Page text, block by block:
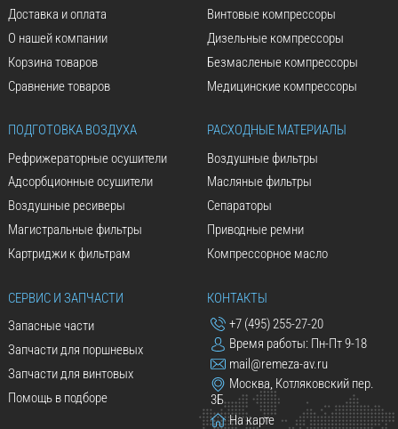
Доставка и оплата
О нашей компании
Корзина товаров
Сравнение товаров
Винтовые компрессоры
Дизельные компрессоры
Безмасленые компрессоры
Медицинские компрессоры
ПОДГОТОВКА ВОЗДУХА
Рефрижераторные осушители
Адсорбционные осушители
Воздушные ресиверы
Магистральные фильтры
Картриджи к фильтрам
РАСХОДНЫЕ МАТЕРИАЛЫ
Воздушные фильтры
Масляные фильтры
Сепараторы
Приводные ремни
Компрессорное масло
СЕРВИС И ЗАПЧАСТИ
Запасные части
Запчасти для поршневых
Запчасти для винтовых
Помощь в подборе
КОНТАКТЫ
+7 (495) 255-27-20
Время работы: Пн-Пт 9-18
mail@remeza-av.ru
Москва, Котляковский пер.
3Б
На карте